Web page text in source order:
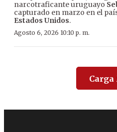
narcotraficante uruguayo
capturado en marzo en el
Estados Unidos.
Agosto 6, 2026 10:10 p. m.
Carga